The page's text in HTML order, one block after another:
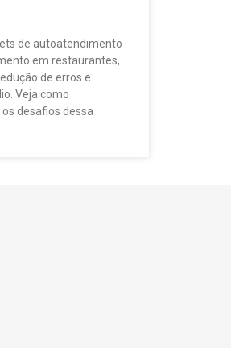
de autoatendimento
em restaurantes,
de erros e
Veja como
desafios dessa